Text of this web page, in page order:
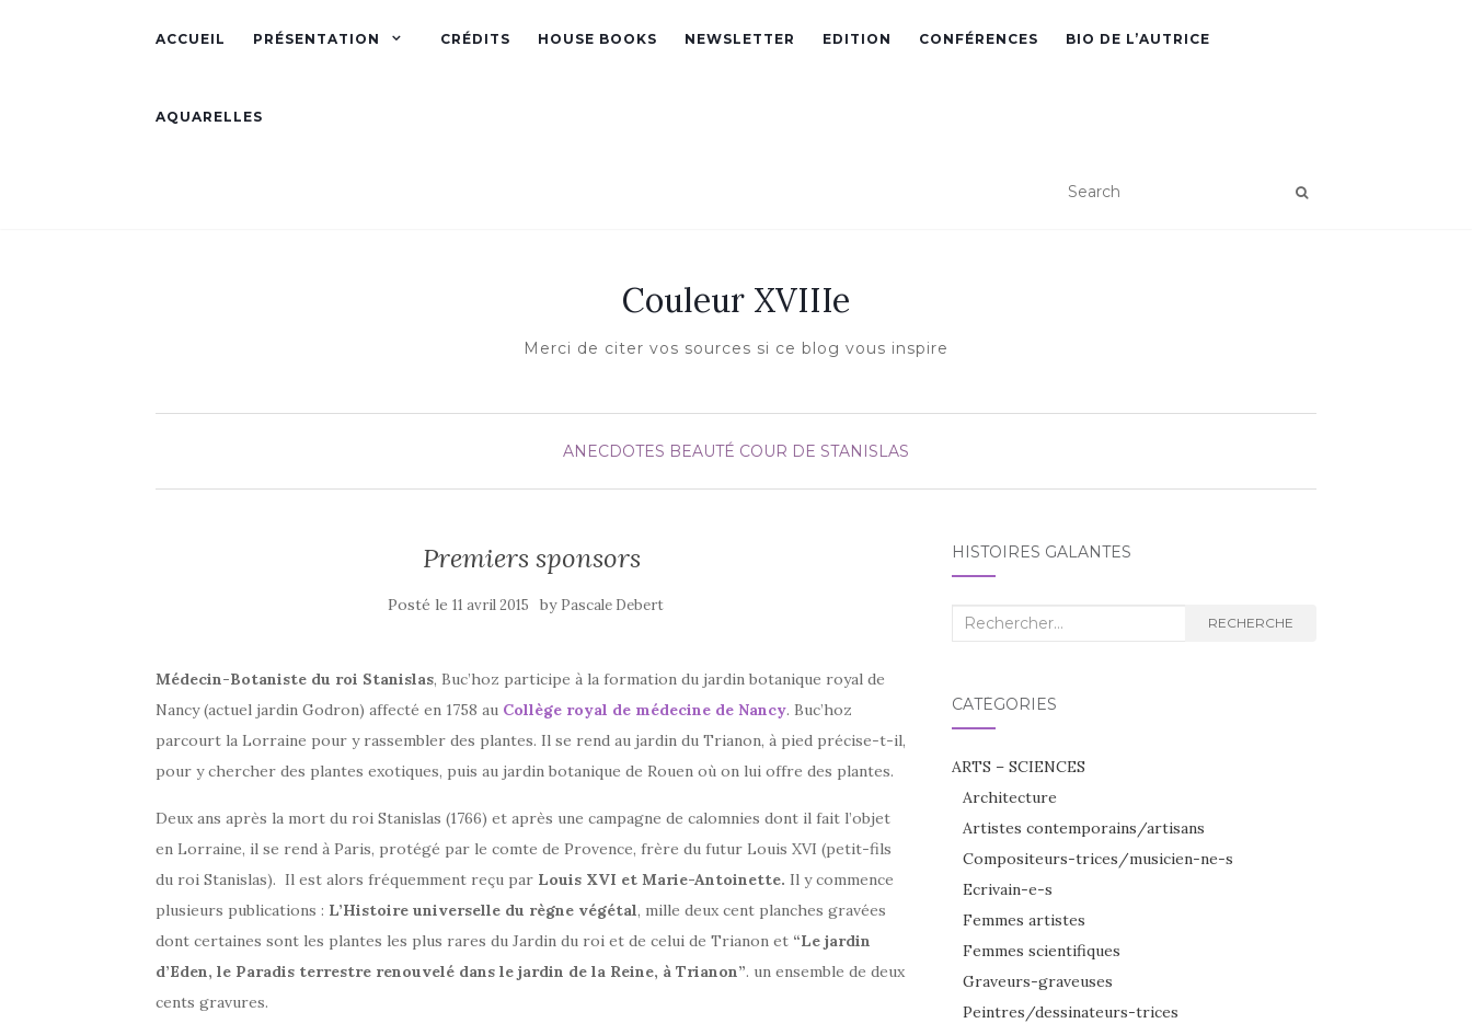
ACCUEIL PRÉSENTATION CRÉDITS HOUSE BOOKS NEWSLETTER EDITION CONFÉRENCES BIO DE L’AUTRICE
AQUARELLES
Couleur XVIIIe
Merci de citer vos sources si ce blog vous inspire
ANECDOTES BEAUTÉ COUR DE STANISLAS
Premiers sponsors
Posté le11 avril 2015 by Pascale Debert
Médecin-Botaniste du roi Stanislas, Buc’hoz participe à la formation du jardin botanique royal de
Nancy (actuel jardin Godron) affecté en 1758 au Collège royal de médecine de Nancy. Buc’hoz
parcourt la Lorraine pour y rassembler des plantes. Il se rend au jardin du Trianon, à pied précise-t-il,
pour y chercher des plantes exotiques, puis au jardin botanique de Rouen où on lui offre des plantes.
Deux ans après la mort du roi Stanislas (1766) et après une campagne de calomnies dont il fait l’objet
en Lorraine, il se rend à Paris, protégé par le comte de Provence, frère du futur Louis XVI (petit-fils
du roi Stanislas). Il est alors fréquemment reçu par Louis XVI et Marie-Antoinette. Il y commence
plusieurs publications : L’Histoire universelle du règne végétal, mille deux cent planches gravées
dont certaines sont les plantes les plus rares du Jardin du roi et de celui de Trianon et “Le jardin
d’Eden, le Paradis terrestre renouvelé dans le jardin de la Reine, à Trianon”. un ensemble de deux
cents gravures.
HISTOIRES GALANTES
Recherche
RECHERCHE
CATÉGORIES
ARTS – SCIENCES
Architecture
Artistes contemporains/artisans
Compositeurs-trices/musicien-ne-s
Ecrivain-e-s
Femmes artistes
Femmes scientifiques
Graveurs-graveuses
Peintres/dessinateurs-trices